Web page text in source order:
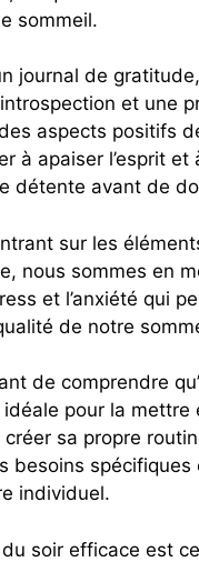
sommeil.
journal de
et une
aspects positifs
à apaiser l’esprit et
détente avant de
sur les
nous sommes en
et l’anxiété qui
de notre
de comprendre
pour la mettre
sa propre
besoins spécifiques
individuel.
soir efficace est